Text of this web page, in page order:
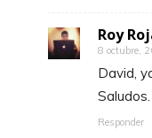
Roy
8 octubre,
David,
Saludos.
Responder